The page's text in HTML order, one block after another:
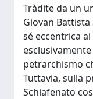
Tràdite da un
Giovan
sé eccentrica
petrarchismo
Tuttavia, sulla
Schiafenato